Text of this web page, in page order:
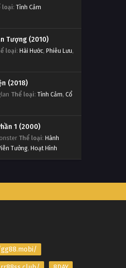
loại: Tình Cảm
Tượng (2010)
loại: Hài Hước, Phiêu Lưu,
(2018)
Thể loại: Tình Cảm, Cổ
Vua Trò Chơi Phần 1 (2000)
Thể loại: Hành
Tưởng, Hoạt Hình